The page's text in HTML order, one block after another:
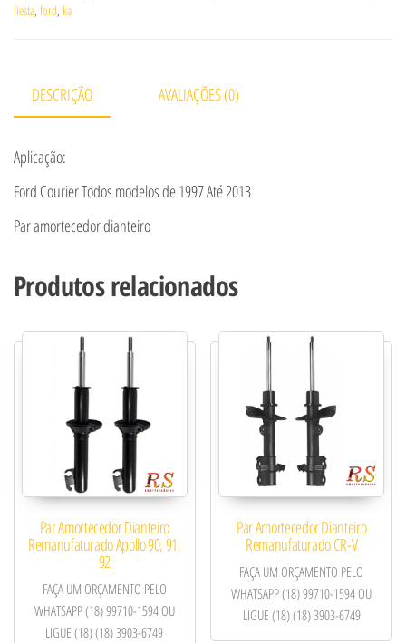
fiesta, ford, ka
DESCRIÇÃO AVALIAÇÕES (0)
Aplicação:
Ford Courier Todos modelos de 1997 Até 2013
Par amortecedor dianteiro
Produtos relacionados
Par Amortecedor Dianteiro
Remanufaturado Apollo 90, 91,
92
FAÇA UM ORÇAMENTO PELO
WHATSAPP (18) 99710-1594 OU
LIGUE (18) (18) 3903-6749
Par Amortecedor Dianteiro
Remanufaturado CR-V
FAÇA UM ORÇAMENTO PELO
WHATSAPP (18) 99710-1594 OU
LIGUE (18) (18) 3903-6749